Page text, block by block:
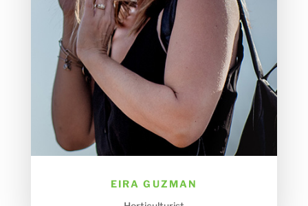
EIRA GUZMAN